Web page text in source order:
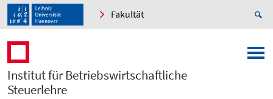
Fakultät
Institut für Betriebswirtschaftliche
Steuerlehre